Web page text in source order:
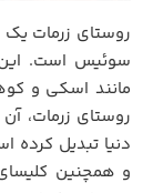
روستای زرمات
سوئیس است. این
مانند اسکی و
روستای زرمات،
دنیا تبدیل کرده
و همچنین